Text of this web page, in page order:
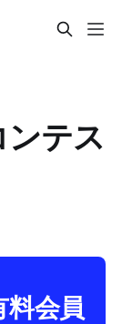
テス
会員